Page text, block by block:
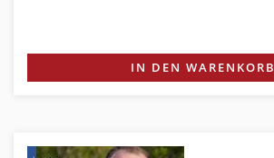
IN DEN WARENKORB